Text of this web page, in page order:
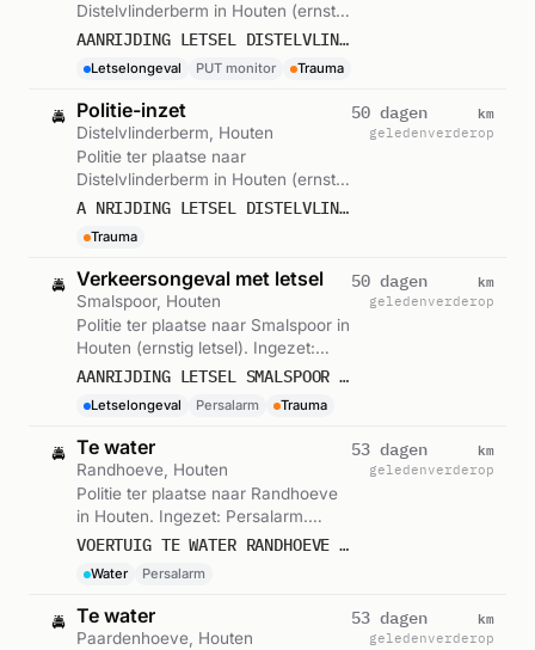
Distelvlinderberm in Houten (ernstig
letsel). Ingezet: PUT monitor.
AANRIJDING LETSEL DISTELVLINDERBERM HOUTEN
Letselongeval PUT monitor Trauma
🚔 Politie-inzet
Distelvlinderberm, Houten
Politie ter plaatse naar
Distelvlinderberm in Houten (ernstig
letsel). Gemeld om 23:27.
A NRIJDING LETSEL DISTELVLINDERBERM HOUTEN
Trauma
50 dagen
geleden
km
verderop
🚔 Verkeersongeval met letsel
Smalspoor, Houten
Politie ter plaatse naar Smalspoor in
Houten (ernstig letsel). Ingezet:
Persalarm. Gemeld om 11:57.
AANRIJDING LETSEL SMALSPOOR HOUTEN
Letselongeval Persalarm Trauma
50 dagen
geleden
km
verderop
🚔 Te water
Randhoeve, Houten
Politie ter plaatse naar Randhoeve
in Houten. Ingezet: Persalarm.
Gemeld om 14:22.
VOERTUIG TE WATER RANDHOEVE HOUTEN
Water Persalarm
53 dagen
geleden
km
verderop
🚔 Te water
Paardenhoeve, Houten
53 dagen
geleden
km
verderop